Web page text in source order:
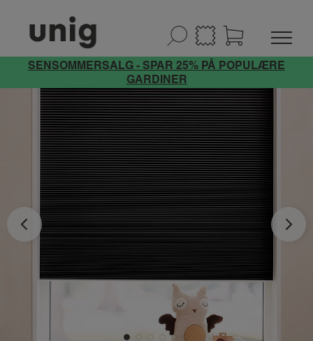
SENSOMMERSALG - SPAR 25% PÅ POPULÆRE
GARDINER